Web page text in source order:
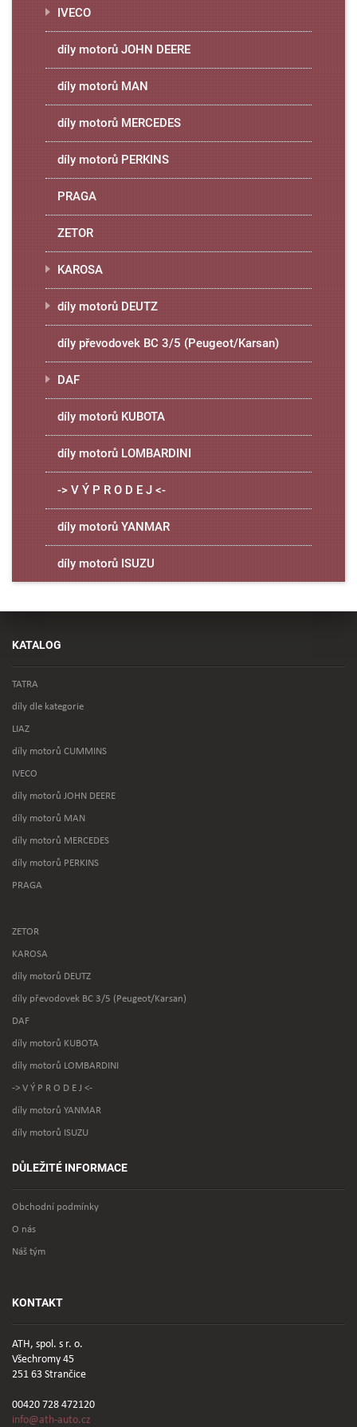
IVECO
díly motorů JOHN DEERE
díly motorů MAN
díly motorů MERCEDES
díly motorů PERKINS
PRAGA
ZETOR
KAROSA
díly motorů DEUTZ
díly převodovek BC 3/5 (Peugeot/Karsan)
DAF
díly motorů KUBOTA
díly motorů LOMBARDINI
-> V Ý P R O D E J <-
díly motorů YANMAR
díly motorů ISUZU
KATALOG
TATRA
díly dle kategorie
LIAZ
díly motorů CUMMINS
IVECO
díly motorů JOHN DEERE
díly motorů MAN
díly motorů MERCEDES
díly motorů PERKINS
PRAGA
ZETOR
KAROSA
díly motorů DEUTZ
díly převodovek BC 3/5 (Peugeot/Karsan)
DAF
díly motorů KUBOTA
díly motorů LOMBARDINI
-> V Ý P R O D E J <-
díly motorů YANMAR
díly motorů ISUZU
DŮLEŽITÉ INFORMACE
Obchodní podmínky
O nás
Náš tým
KONTAKT
ATH, spol. s r. o.
Všechromy 45
251 63 Strančice
00420 728 472120
info@ath-auto.cz